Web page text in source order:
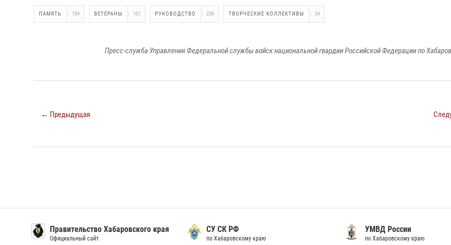
ПАМЯТЬ 184 ВЕТЕРАНЫ 101 РУКОВОДСТВО 259 ТВОРЧЕСКИЕ КОЛЛЕКТИВЫ 34
Пресс-служба Управления Федеральной службы войск национальной гвардии Российской Федерации по
← Предыдущая
Правительство Хабаровского края
Официальный сайт
СУ СК РФ
по Хабаровскому краю
УМВД России
по Хабаровскому краю